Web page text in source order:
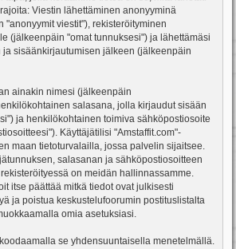
Viestin lähettäminen anonyyminä
"anonyymit viestit"), rekisteröityminen
(jälkeenpäin "omat tunnuksesi") ja lähettämäsi
ja sisäänkirjautumisen jälkeen (jälkeenpäin
ainakin nimesi (jälkeenpäin
salasana, jolla kirjaudut sisään
ja henkilökohtainen toimiva sähköpostiosoite
Käyttäjätilisi "Amstaffit.com"-
maan tietoturvalailla, jossa palvelin sijaitsee.
salasanan ja sähköpostiosoitteen
on meidän hallinnassamme.
itse päättää mitkä tiedot ovat julkisesti
ja poistua keskustelufoorumin postituslistalta
omia asetuksiasi.
se yhdensuuntaisella menetelmällä.